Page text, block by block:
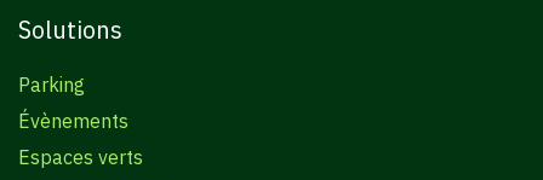
Solutions
Parking
Évènements
Espaces verts